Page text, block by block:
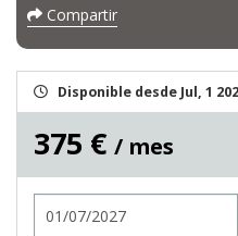
Compartir
Disponible desde Jul, 1
375 € / mes